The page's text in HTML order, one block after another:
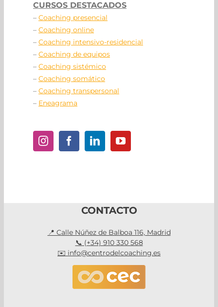
CURSOS DESTACADOS
– Coaching presencial
– Coaching online
– Coaching intensivo-residencial
– Coaching de equipos
– Coaching sistémico
– Coaching somático
– Coaching transpersonal
– Eneagrama
CONTACTO
📍 Calle Núñez de Balboa 116, Madrid
📞 (+34) 910 330 568
✉️ info@centrodelcoaching.es